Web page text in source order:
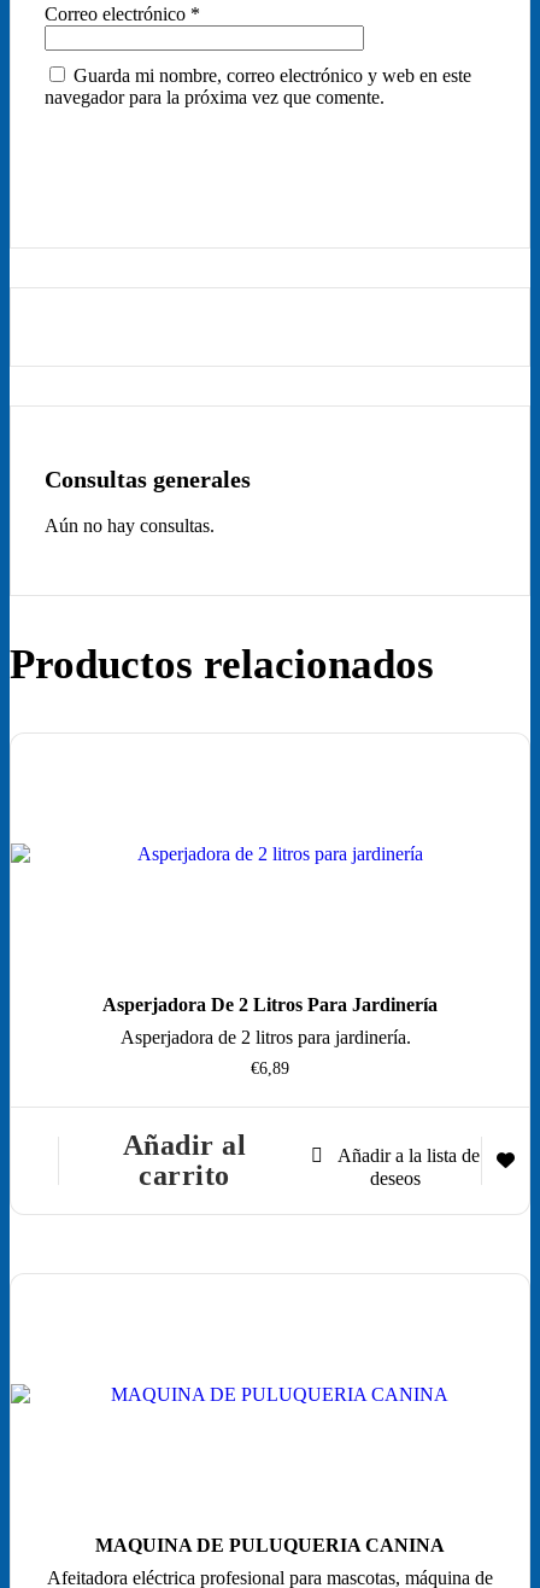
Correo electrónico *
Guarda mi nombre, correo electrónico y web en este
navegador para la próxima vez que comente.
Consultas generales
Aún no hay consultas.
Productos relacionados
Asperjadora De 2 Litros Para Jardinería
Asperjadora de 2 litros para jardinería.
€6,89
Añadir al
carrito
MAQUINA DE PULUQUERIA CANINA
Afeitadora eléctrica profesional para mascotas, máquina de